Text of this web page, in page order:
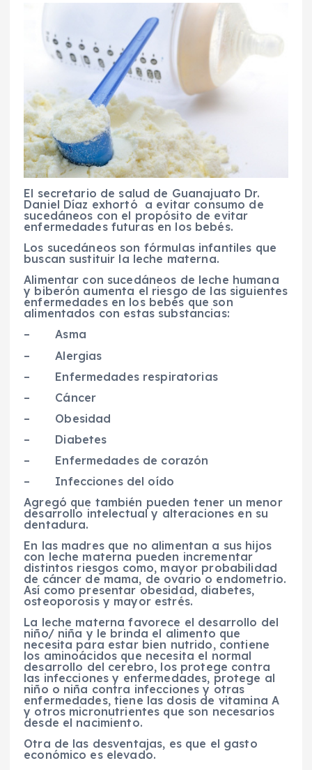
El secretario de salud de Guanajuato Dr.
Daniel Díaz exhortó a evitar consumo de
sucedáneos con el propósito de evitar
enfermedades futuras en los bebés.
Los sucedáneos son fórmulas infantiles que
buscan sustituir la leche materna.
Alimentar con sucedáneos de leche humana
y biberón aumenta el riesgo de las siguientes
enfermedades en los bebés que son
alimentados con estas substancias:
–Asma
–Alergias
– Enfermedades respiratorias
– Cáncer
– Obesidad
– Diabetes
– Enfermedades de corazón
– Infecciones del oído
Agregó que también pueden tener un menor
desarrollo intelectual y alteraciones en su
dentadura.
En las madres que no alimentan a sus hijos
con leche materna pueden incrementar
distintos riesgos como, mayor probabilidad
de cáncer de mama, de ovario o endometrio.
Así como presentar obesidad, diabetes,
osteoporosis y mayor estrés.
La leche materna favorece el desarrollo del
niño/ niña y le brinda el alimento que
necesita para estar bien nutrido, contiene
los aminoácidos que necesita el normal
desarrollo del cerebro, los protege contra
las infecciones y enfermedades, protege al
niño o niña contra infecciones y otras
enfermedades, tiene las dosis de vitamina A
y otros micronutrientes que son necesarios
desde el nacimiento.
Otra de las desventajas, es que el gasto
económico es elevado.